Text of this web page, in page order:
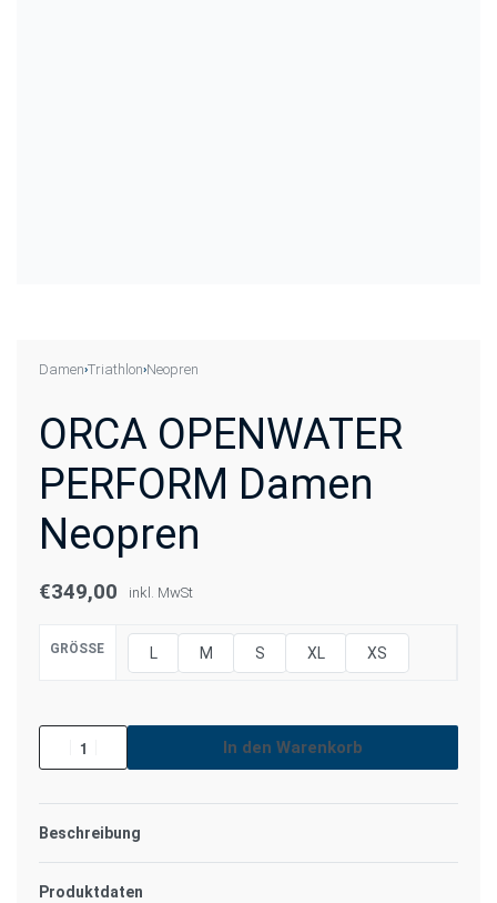
Damen›Triathlon›Neopren
ORCA OPENWATER
PERFORM Damen
Neopren
€349,00 inkl. MwSt
GRÖSSE L M S XL XS
In den Warenkorb
Beschreibung
Produktdaten